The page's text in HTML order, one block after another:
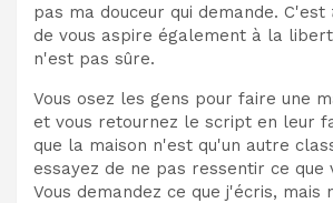
pas ma douceur qui demande. C'est
de vous aspire également à la
n'est pas sûre.
Vous osez les gens pour faire une
et vous retournez le script en leur
que la maison n'est qu'un autre
essayez de ne pas ressentir ce que
Vous demandez ce que j'écris, mais